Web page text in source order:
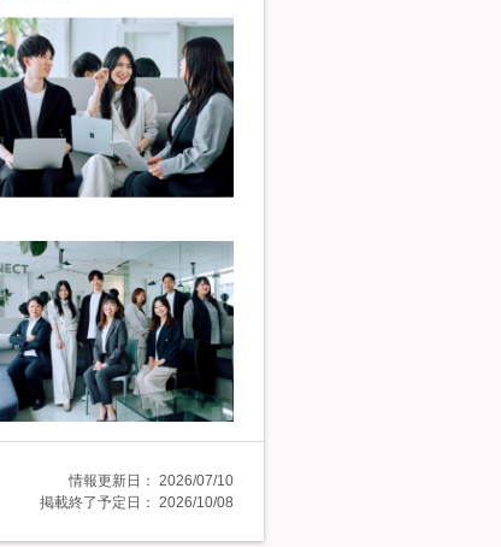
情報更新日： 2026/07/10
掲載終了予定日： 2026/10/08